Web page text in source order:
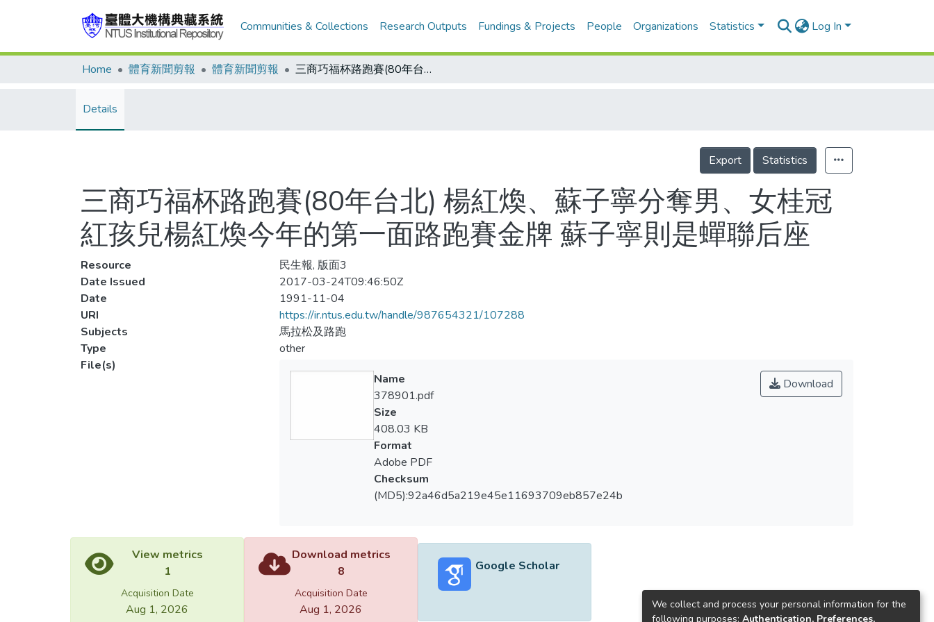
Communities & Collections Research Outputs Fundings & Projects People Organizations Statistics Log In
Home 體育新聞剪報 體育新聞剪報 三商巧福杯路跑賽(80年台北) 楊紅煥、蘇子寧分奪男、女桂冠 紅孩兒楊紅煥今年的第一面路跑賽金牌 蘇子寧則是蟬聯后座
Details
Export Statistics
三商巧福杯路跑賽(80年台北) 楊紅煥、蘇子寧分奪男、女桂冠
紅孩兒楊紅煥今年的第一面路跑賽金牌 蘇子寧則是蟬聯后座
Resource
民生報, 版面3
Date Issued
2017-03-24T09:46:50Z
Date
1991-11-04
URI
https://ir.ntus.edu.tw/handle/987654321/107288
Subjects
馬拉松及路跑
Type
other
File(s)
Download
Name
378901.pdf
Size
408.03 KB
Format
Adobe PDF
Checksum
(MD5):92a46d5a219e45e11693709eb857e24b
View metrics
1
Acquisition Date
Aug 1, 2026
Download metrics
8
Acquisition Date
Aug 1, 2026
Google Scholar
We collect and process your personal information for the
following purposes: Authentication, Preferences,